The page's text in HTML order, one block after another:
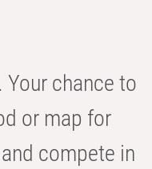
chance to
or map for
compete in